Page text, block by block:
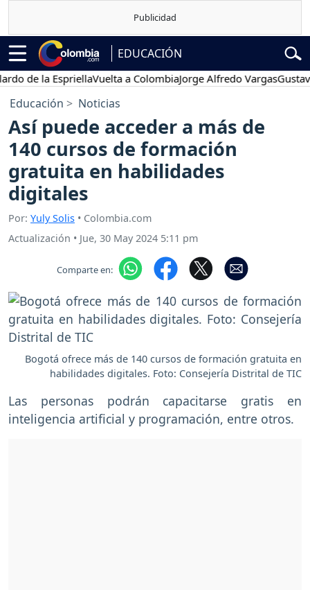
EDUCACIÓN
la EspriellaVuelta a ColombiaJorge Alfredo VargasGustavo
Educación Noticias
Así puede acceder a más de
140 cursos de formación
gratuita en habilidades
digitales
Por: Yuly Solis • Colombia.com
Actualización • Jue, 30 May 2024 5:11 pm
Comparte en:
Bogotá ofrece más de 140 cursos de formación gratuita en
habilidades digitales. Foto: Consejería Distrital de TIC
Las personas podrán capacitarse gratis en
inteligencia artificial y programación, entre otros.